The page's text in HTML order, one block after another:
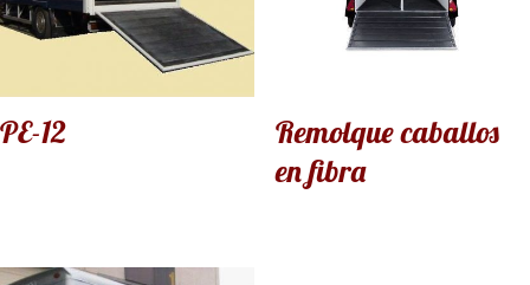
PE-12
Remolque caballos
en fibra